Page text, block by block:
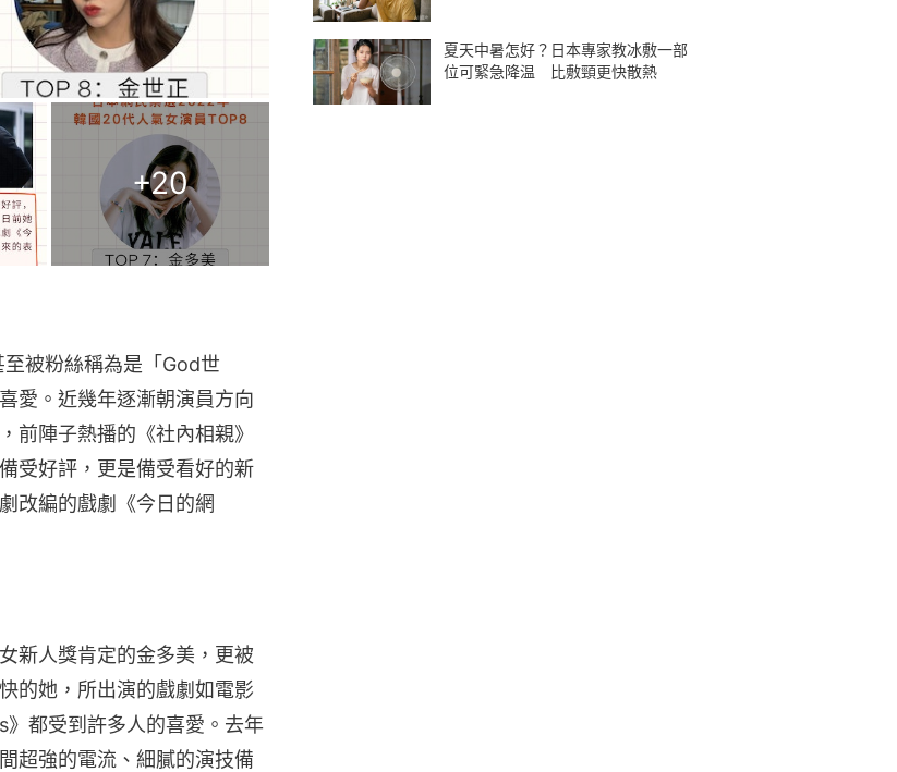
+20
被粉絲稱為是「God世
愛。近幾年逐漸朝演員方向
前陣子熱播的《社內相親》
受好評，更是備受看好的新
改編的戲劇《今日的網
新人獎肯定的金多美，更被
的她，所出演的戲劇如電影
》都受到許多人的喜愛。去年
超強的電流、細膩的演技備
夏天中暑怎好？日本專家教冰敷一部
位可緊急降温 比敷頸更快散熱